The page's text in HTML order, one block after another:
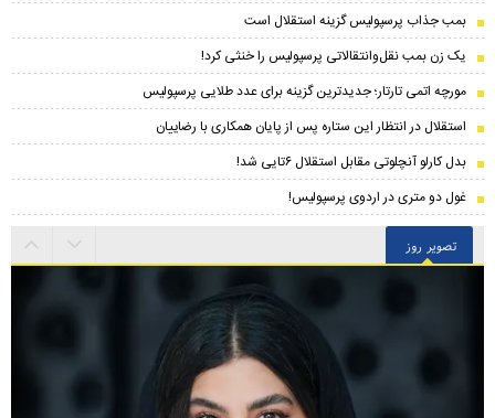
بمب جذاب پرسپولیس گزینه استقلال است
یک زن بمب نقل‌وانتقالاتی پرسپولیس را خنثی کرد!
مورچه اتمی تارتار؛ جدیدترین گزینه برای عدد طلایی پرسپولیس
استقلال در انتظار این ستاره پس از پایان همکاری با رضاییان
بدل کارلو آنچلوتی مقابل استقلال ۶تایی شد!
غول دو متری در اردوی پرسپولیس!
تصویر روز